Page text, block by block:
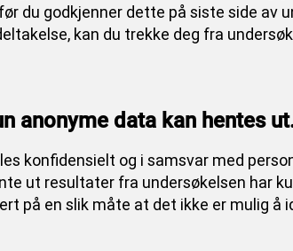
du godkjenner dette på siste side av
kan du trekke deg fra
anonyme data kan hentes
konfidensielt og i samsvar med
ut resultater fra undersøkelsen har
på en slik måte at det ikke er mulig å